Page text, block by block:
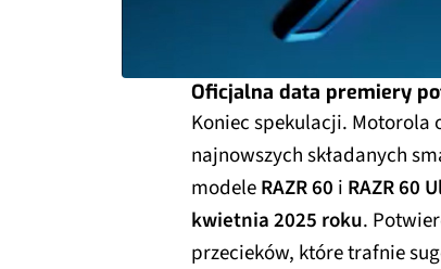
Oficjalna data premiery
Koniec spekulacji.
najnowszych składanych
modeleRAZR 60 i RAZR 60
kwietnia 2025 roku.
przecieków, które trafnie